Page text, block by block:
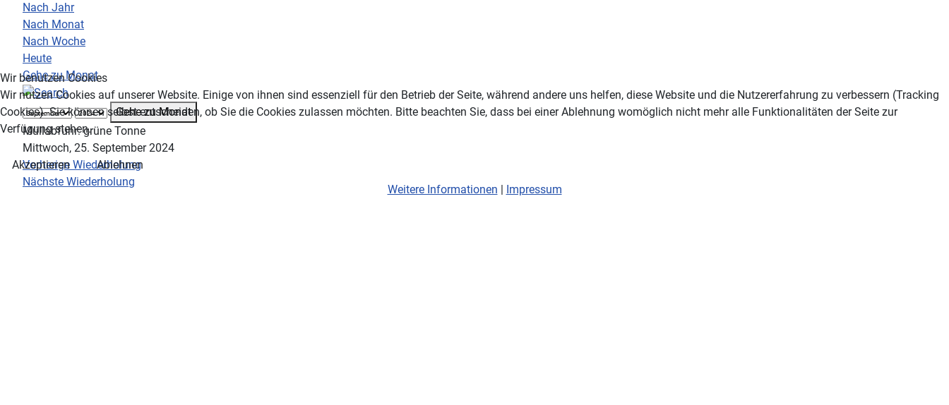
Nach Jahr
Nach Monat
Nach Woche
Heute
Gehe zu Monat
Gehe zu Monat
Müllabfuhr: grüne Tonne
Mittwoch, 25. September 2024
Vorherige Wiederholung
Nächste Wiederholung
Wir benutzen Cookies
Wir nutzen Cookies auf unserer Website. Einige von ihnen sind essenziell für den Betrieb der Seite, während andere uns helfen, diese Website und die Nutzererfahrung zu verbessern (Tracking
Cookies). Sie können selbst entscheiden, ob Sie die Cookies zulassen möchten. Bitte beachten Sie, dass bei einer Ablehnung womöglich nicht mehr alle Funktionalitäten der Seite zur
Verfügung stehen.
Akzeptieren
Ablehnen
Weitere Informationen | Impressum